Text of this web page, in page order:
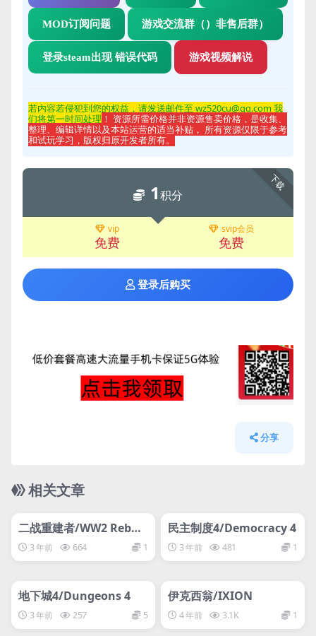
MOD订阅问题 游戏交流群（）非售后群）
登录steam出现 错误代码 游戏视频解说
若内容若侵犯到您的权益，请发送邮件至 wz520cu@qq.com 我
们将第一时间处理 ！ 资源所需价格并非资源售卖价格，是收集、
整理、编辑详情以及本站运营的适当补贴， 所有资源仅限于参考
和试玩学习，版权归原开发者所有。
下载
1积分
vip
免费
svip会员
免费
登录后购买
分享
相关文章
网盘下载游戏
二战重建者/WW2 Rebuil
der3 年前 664 1
网盘下载游戏
民主制度4/Democracy 4
3 年前 481 1
网盘下载游戏
地下城4/Dungeons 4
3 年前 257 5
网盘下载游戏
伊克西翁/IXION
4 年前 3.1K 1